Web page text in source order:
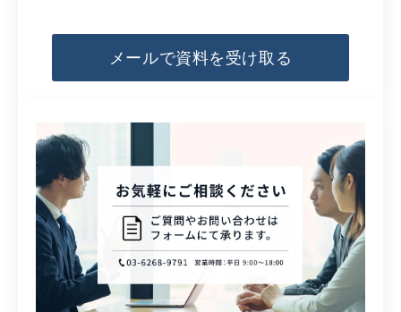
メールで資料を受け取る